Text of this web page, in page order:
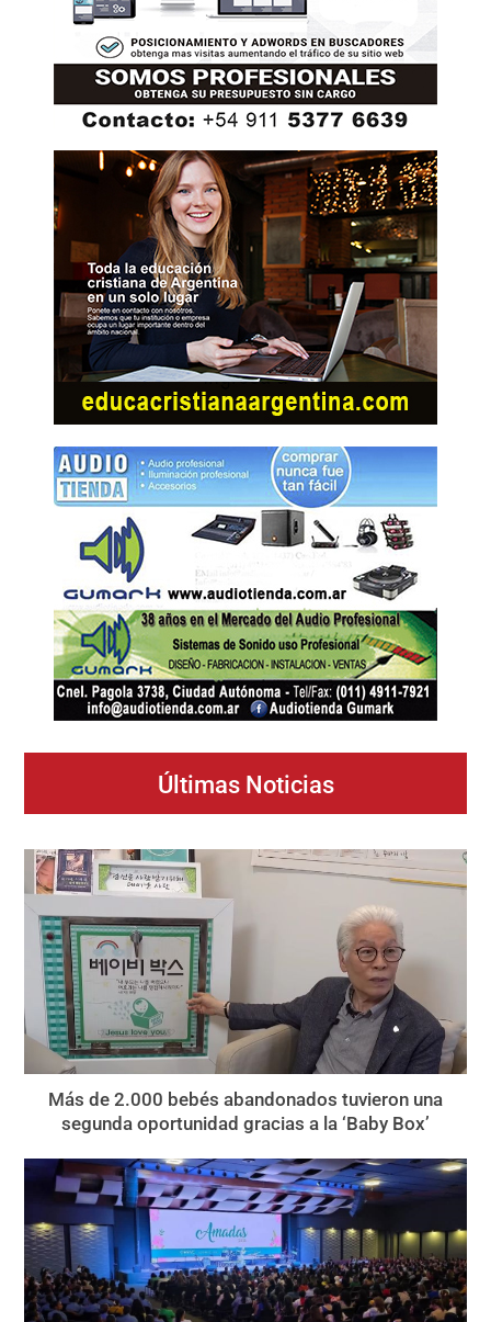
Últimas Noticias
Más de 2.000 bebés abandonados tuvieron una
segunda oportunidad gracias a la ‘Baby Box’